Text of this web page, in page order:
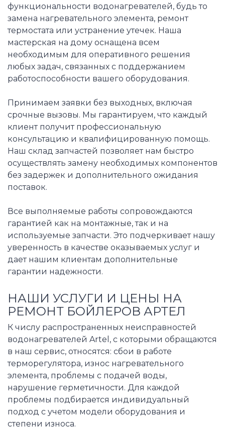
функциональности водонагревателей, будь то
замена нагревательного элемента, ремонт
термостата или устранение утечек. Наша
мастерская на дому оснащена всем
необходимым для оперативного решения
любых задач, связанных с поддержанием
работоспособности вашего оборудования.
Принимаем заявки без выходных, включая
срочные вызовы. Мы гарантируем, что каждый
клиент получит профессиональную
консультацию и квалифицированную помощь.
Наш склад запчастей позволяет нам быстро
осуществлять замену необходимых компонентов
без задержек и дополнительного ожидания
поставок.
Все выполняемые работы сопровождаются
гарантией как на монтажные, так и на
используемые запчасти. Это подчеркивает нашу
уверенность в качестве оказываемых услуг и
дает нашим клиентам дополнительные
гарантии надежности.
НАШИ УСЛУГИ И ЦЕНЫ НА
РЕМОНТ БОЙЛЕРОВ АРТЕЛ
К числу распространенных неисправностей
водонагревателей Artel, с которыми обращаются
в наш сервис, относятся: сбои в работе
терморегулятора, износ нагревательного
элемента, проблемы с подачей воды,
нарушение герметичности. Для каждой
проблемы подбирается индивидуальный
подход с учетом модели оборудования и
степени износа.